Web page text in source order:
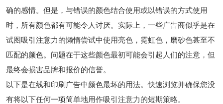
确的感情。但是，与错误的颜色结合使用或以错误的方式使用
时，所有颜色都有可能令人讨厌。实际上，一些广告商似乎是在
试图吸引注意力的懒惰尝试中使用亮色，霓虹色，磨砂色甚至不
匹配的颜色。问题在于这些颜色最初可能会引起人们的注意，但
最终会损害品牌和报价的信誉。
以下是在线和印刷广告中颜色最坏的用法。快速浏览并确保您没
有将以下任何一项简单地用作吸引注意力的短期策略。